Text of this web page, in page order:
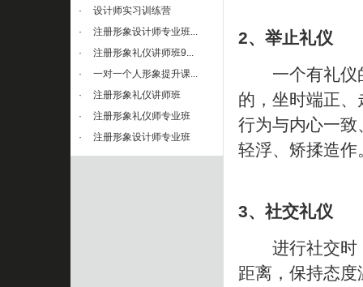
·
设计师实习训练营
·
注册形象设计师专业班...
·
注册形象礼仪讲师班9...
·
一对一个人形象提升课...
·
注册形象礼仪讲师班
·
注册形象礼仪师专业班
·
注册形象设计师专业班
2、举止礼仪
一个有礼仪的
的，坐时端正
行为与内心一
轻浮、矫揉造作
3、社交礼仪
进行社交时，
距离，保持态